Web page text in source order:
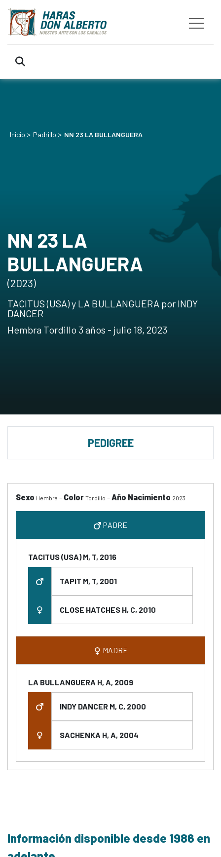
Inicio > Padrillo > NN 23 LA BULLANGUERA
NN 23 LA
BULLANGUERA
(2023)
TACITUS (USA) y LA BULLANGUERA por INDY
DANCER
Hembra Tordillo 3 años - julio 18, 2023
PEDIGREE
Sexo Hembra - Color Tordillo -Año Nacimiento 2023
PADRE
TACITUS (USA) M, T, 2016
TAPIT M, T, 2001
CLOSE HATCHES H, C, 2010
MADRE
LA BULLANGUERA H, A, 2009
INDY DANCER M, C, 2000
SACHENKA H, A, 2004
Información disponible desde 1986 en